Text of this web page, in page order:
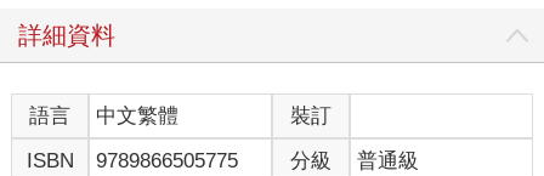
詳細資料
語言 中文繁體
裝訂
ISBN
9789866505775 分級 普通級